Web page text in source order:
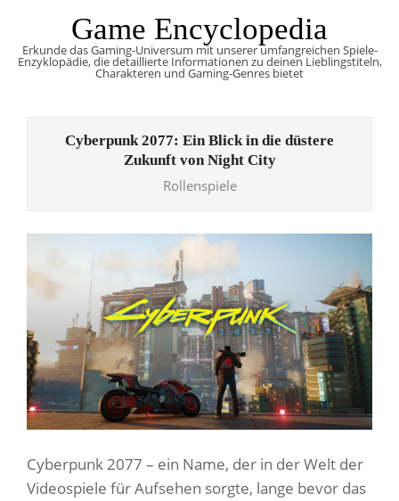
content
Game Encyclopedia
Erkunde das Gaming-Universum mit unserer umfangreichen Spiele-
Enzyklopädie, die detaillierte Informationen zu deinen Lieblingstiteln,
Charakteren und Gaming-Genres bietet
Cyberpunk 2077: Ein Blick in die düstere
Zukunft von Night City
Rollenspiele
Cyberpunk 2077 – ein Name, der in der Welt der
Videospiele für Aufsehen sorgte, lange bevor das